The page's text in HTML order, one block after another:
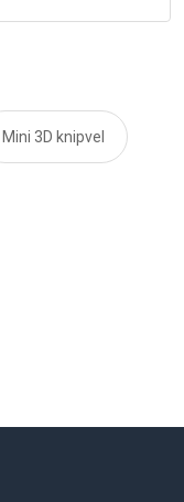
Mini 3D knipvel